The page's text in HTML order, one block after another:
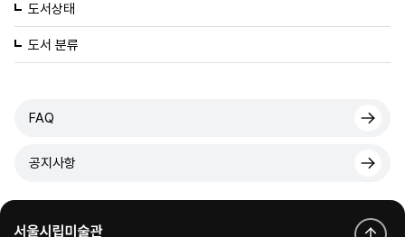
도서상태
도서 분류
FAQ
공지사항